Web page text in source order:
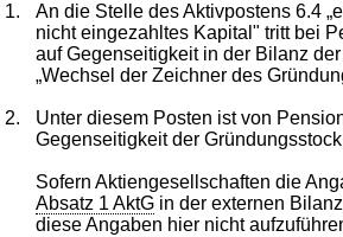
1.
An die Stelle des Aktivpostens 6.4
nicht eingezahltes Kapital" tritt bei
auf Gegenseitigkeit in der Bilanz
„Wechsel der Zeichner des
2.
Unter diesem Posten ist von
Gegenseitigkeit der
Sofern Aktiengesellschaften die
Absatz 1 AktG in der externen
diese Angaben hier nicht